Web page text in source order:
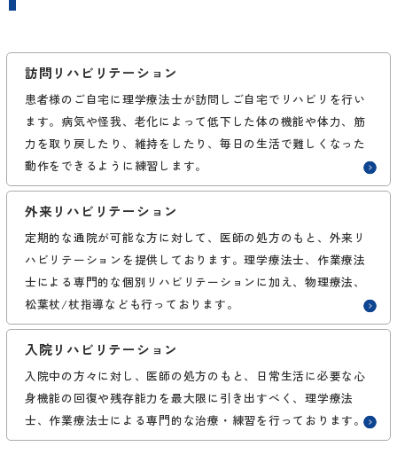
訪問リハビリテーション
患者様のご自宅に理学療法士が訪問しご自宅でリハビリを行い
ます。病気や怪我、老化によって低下した体の機能や体力、筋
力を取り戻したり、維持をしたり、毎日の生活で難しくなった
動作をできるように練習します。
外来リハビリテーション
定期的な通院が可能な方に対して、医師の処方のもと、外来リ
ハビリテーションを提供しております。理学療法士、作業療法
士による専門的な個別リハビリテーションに加え、物理療法、
松葉杖/杖指導なども行っております。
入院リハビリテーション
入院中の方々に対し、医師の処方のもと、日常生活に必要な心
身機能の回復や残存能力を最大限に引き出すべく、理学療法
士、作業療法士による専門的な治療・練習を行っております。